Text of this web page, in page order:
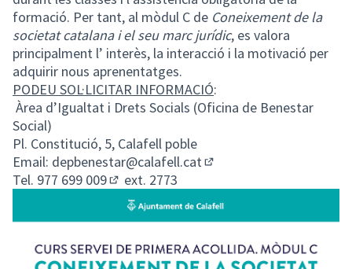
formació. Per tant, al mòdul C de Coneixement de la
societat catalana i el seu marc jurídic, es valora
principalment l’ interès, la interacció i la motivació per
adquirir nous aprenentatges.
PODEU SOL·LICITAR INFORMACIÓ:
Àrea d’Igualtat i Drets Socials (Oficina de Benestar
Social)
Pl. Constitució, 5, Calafell poble
Email: depbenestar@calafell.cat
Tel. 977 699 009
(Obrir en una pestanya nova)
ext. 2773